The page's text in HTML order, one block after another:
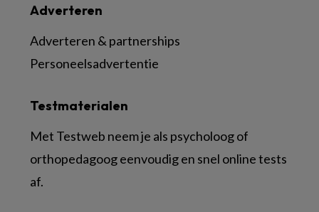
Testmaterialen
Met Testweb neem je als psycholoog of
orthopedagoog eenvoudig en snel online tests
af.
Adverteren
Adverteren & partnerships
Personeelsadvertentie